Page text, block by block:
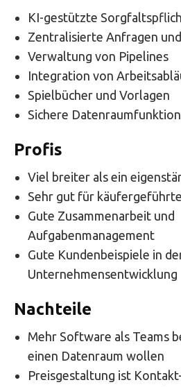
KI-gestützte
Zentralisierte Anfragen
Verwaltung von Pipelines
Integration von
Spielbücher und Vorlagen
Sichere Datenraumfunktion
Profis
Viel breiter als ein
Sehr gut für
Gute Zusammenarbeit und
Aufgabenmanagement
Gute Kundenbeispiele in
Unternehmensentwicklung
Nachteile
Mehr Software als Teams
einen Datenraum wollen
Preisgestaltung ist